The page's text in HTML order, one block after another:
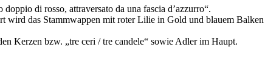
di rosso, attraversato da una fascia d’azzurro“.
wird das Stammwappen mit roter Lilie in Gold und blauem Balken
Kerzen bzw. „tre ceri / tre candele“ sowie Adler im Haupt.